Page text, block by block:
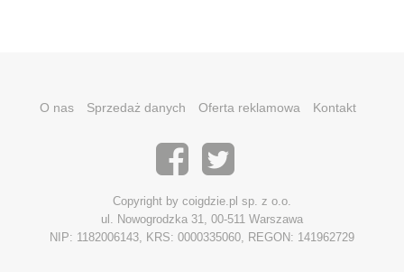
O nas Sprzedaż danych Oferta reklamowa Kontakt
Copyright by coigdzie.pl sp. z o.o.
ul. Nowogrodzka 31, 00-511 Warszawa
NIP: 1182006143, KRS: 0000335060, REGON: 141962729